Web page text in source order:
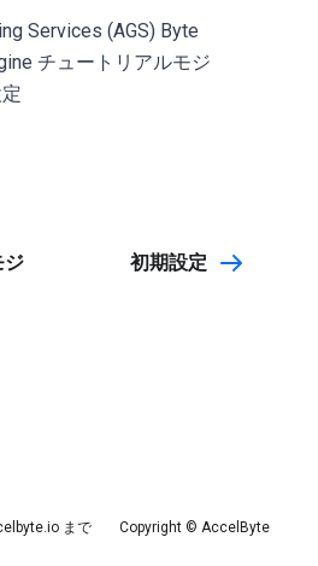
Services (AGS) Byte
チュートリアルモジ
ジ
初期設定
まで Copyright © AccelByte